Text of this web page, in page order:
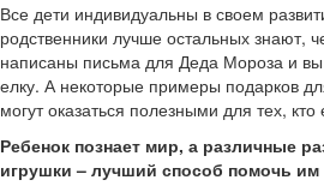
Все дети индивидуальны в своем
родственники лучше остальных знают,
написаны письма для Деда Мороза и вы
елку. А некоторые примеры подарков
могут оказаться полезными для тех,
Ребенок познает мир, а различные
игрушки – лучший способ помочь им